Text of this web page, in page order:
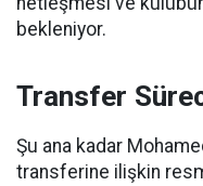
bekleniyor.
Transfer
Şu ana kadar
transferine ilişkin